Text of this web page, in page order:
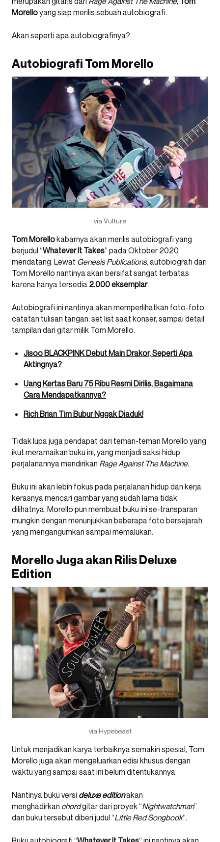
Morelloyang siap merilis sebuah autobiografi.
Akan seperti apa autobiografinya?
Autobiografi Tom Morello
via Vulture
Tom Morellokabarnya akan merilis autobiografi yang
berjudul “Whatever It Takes” pada Oktober 2020
mendatang. Lewat Genesis Publications, autobiografi dari
Tom Morello nantinya akan bersifat sangat terbatas
karena hanya tersedia 2.000 eksemplar.
Autobiografi ini nantinya akan memperlihatkan foto-foto,
catatan tulisan tangan, set list saat konser, sampai detail
tampilan dari gitar milik Tom Morello.
Jisoo BLACKPINK Debut Main Drakor, Seperti Apa
Aktingnya?
Uang Kertas Baru 75 Ribu Resmi Dirilis, Bagaimana
Cara Mendapatkannya?
Rich Brian Tim Bubur Nggak Diaduk!
Tidak lupa juga pendapat dari teman-teman Morello yang
ikut meramaikan buku ini, yang menjadi saksi hidup
perjalanannya mendirikan Rage Against The Machine.
Buku ini akan lebih fokus pada perjalanan hidup dan kerja
kerasnya mencari gambar yang sudah lama tidak
dilihatnya. Morello pun membuat buku ini se-transparan
mungkin dengan menunjukkan beberapa foto bersejarah
yang mengangumkan sampai memalukan.
Morello Juga akan Rilis Deluxe
Edition
via Hypebeast
Untuk menjadikan karya terbaiknya semakin spesial, Tom
Morello juga akan mengeluarkan edisi khusus dengan
waktu yang sampai saat ini belum ditentukannya.
Nantinya buku versi deluxe editionakan
menghadirkan chordgitar dari proyek “Nightwatchman”
dan buku tersebut diberi judul “Little Red Songbook“.